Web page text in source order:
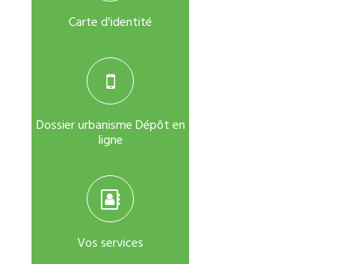
Carte d'identité
Dossier urbanisme Dépôt en
ligne
Vos services